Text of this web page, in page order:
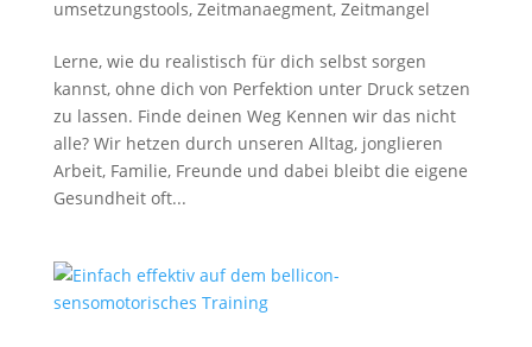
umsetzungstools, Zeitmanaegment, Zeitmangel
Lerne, wie du realistisch für dich selbst sorgen
kannst, ohne dich von Perfektion unter Druck setzen
zu lassen. Finde deinen Weg Kennen wir das nicht
alle? Wir hetzen durch unseren Alltag, jonglieren
Arbeit, Familie, Freunde und dabei bleibt die eigene
Gesundheit oft...